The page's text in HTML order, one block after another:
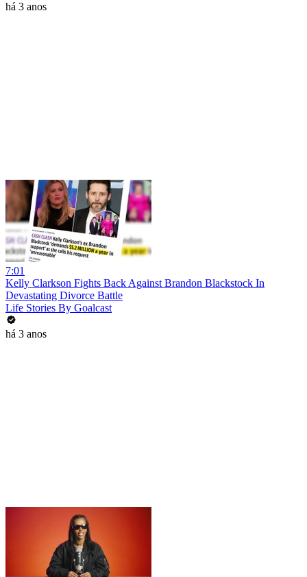
há 3 anos
7:01
Kelly Clarkson Fights Back Against Brandon Blackstock In
Devastating Divorce Battle
Life Stories By Goalcast
há 3 anos